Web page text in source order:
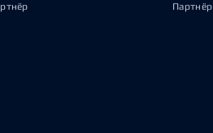
Партнёр